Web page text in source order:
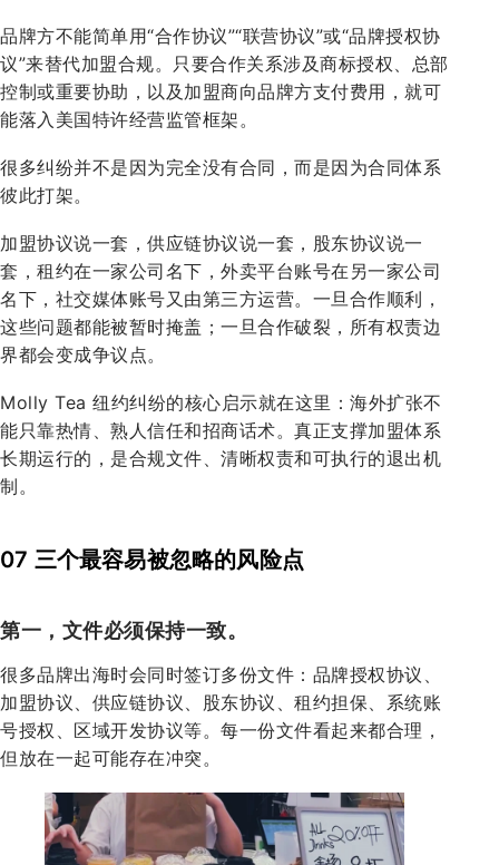
品牌方不能简单用“合作协议”“联营协议”或“品牌授权协
议”来替代加盟合规。只要合作关系涉及商标授权、总部
控制或重要协助，以及加盟商向品牌方支付费用，就可
能落入美国特许经营监管框架。
很多纠纷并不是因为完全没有合同，而是因为合同体系
彼此打架。
加盟协议说一套，供应链协议说一套，股东协议说一
套，租约在一家公司名下，外卖平台账号在另一家公司
名下，社交媒体账号又由第三方运营。一旦合作顺利，
这些问题都能被暂时掩盖；一旦合作破裂，所有权责边
界都会变成争议点。
Molly Tea 纽约纠纷的核心启示就在这里：海外扩张不
能只靠热情、熟人信任和招商话术。真正支撑加盟体系
长期运行的，是合规文件、清晰权责和可执行的退出机
制。
07 三个最容易被忽略的风险点
第一，文件必须保持一致。
很多品牌出海时会同时签订多份文件：品牌授权协议、
加盟协议、供应链协议、股东协议、租约担保、系统账
号授权、区域开发协议等。每一份文件看起来都合理，
但放在一起可能存在冲突。